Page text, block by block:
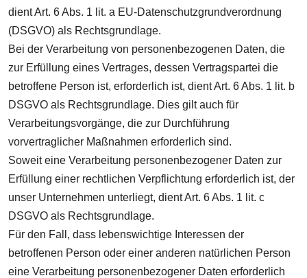
dient Art. 6 Abs. 1 lit. a EU-Datenschutzgrundverordnung
(DSGVO) als Rechtsgrundlage.
Bei der Verarbeitung von personenbezogenen Daten, die
zur Erfüllung eines Vertrages, dessen Vertragspartei die
betroffene Person ist, erforderlich ist, dient Art. 6 Abs. 1 lit. b
DSGVO als Rechtsgrundlage. Dies gilt auch für
Verarbeitungsvorgänge, die zur Durchführung
vorvertraglicher Maßnahmen erforderlich sind.
Soweit eine Verarbeitung personenbezogener Daten zur
Erfüllung einer rechtlichen Verpflichtung erforderlich ist, der
unser Unternehmen unterliegt, dient Art. 6 Abs. 1 lit. c
DSGVO als Rechtsgrundlage.
Für den Fall, dass lebenswichtige Interessen der
betroffenen Person oder einer anderen natürlichen Person
eine Verarbeitung personenbezogener Daten erforderlich